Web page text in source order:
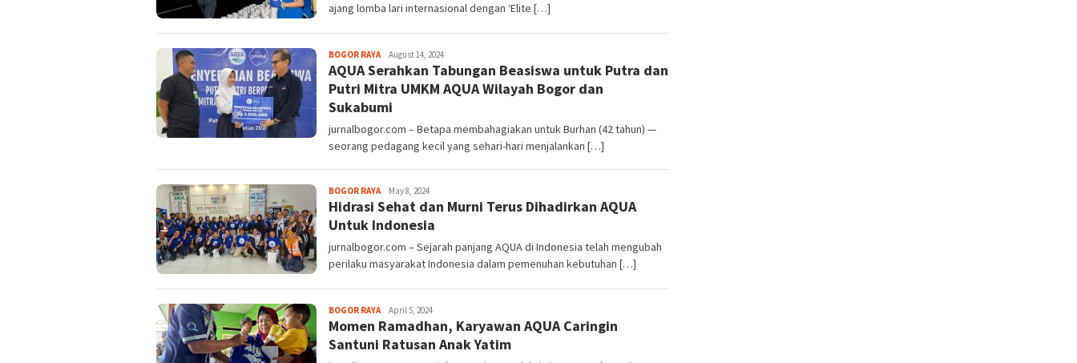
ajang lomba lari internasional dengan ‘Elite […]
BOGOR RAYASayyev
August 14, 2024
AQUA Serahkan Tabungan Beasiswa untuk Putra dan
Putri Mitra UMKM AQUA Wilayah Bogor dan
Sukabumi
jurnalbogor.com – Betapa membahagiakan untuk Burhan (42 tahun) —
seorang pedagang kecil yang sehari-hari menjalankan […]
BOGOR RAYASayyev
May 8, 2024
Hidrasi Sehat dan Murni Terus Dihadirkan AQUA
Untuk Indonesia
jurnalbogor.com – Sejarah panjang AQUA di Indonesia telah mengubah
perilaku masyarakat Indonesia dalam pemenuhan kebutuhan […]
BOGOR RAYASayyev
April 5, 2024
Momen Ramadhan, Karyawan AQUA Caringin
Santuni Ratusan Anak Yatim